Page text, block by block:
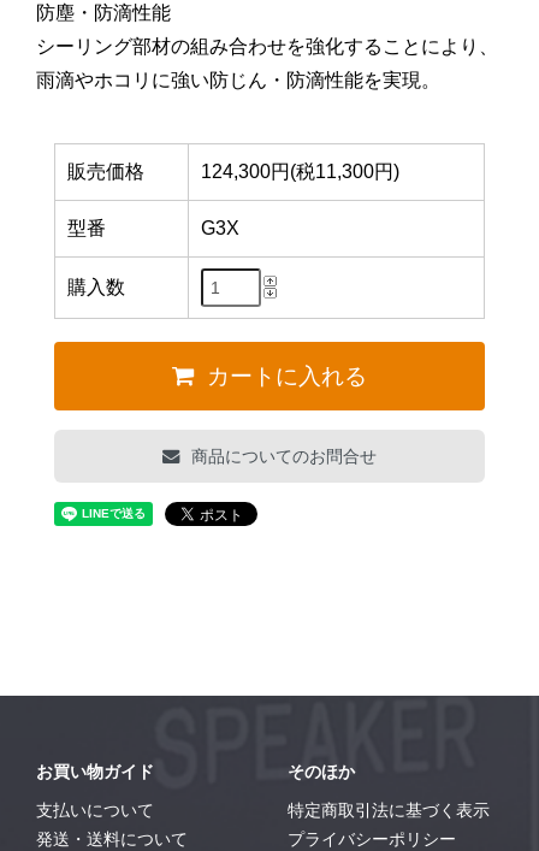
防塵・防滴性能
シーリング部材の組み合わせを強化することにより、
雨滴やホコリに強い防じん・防滴性能を実現。
販売価格 124,300円(税11,300円)
型番 G3X
購入数
カートに入れる
商品についてのお問合せ
お買い物ガイド
支払いについて
発送・送料について
そのほか
特定商取引法に基づく表示
プライバシーポリシー